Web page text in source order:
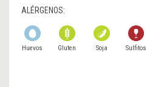
ALÉRGENOS:
Huevos Gluten Soja Sulfitos